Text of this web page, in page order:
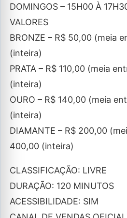
DOMINGOS – 15H00 À
VALORES
BRONZE – R$ 50,00 (meia
(inteira)
PRATA – R$ 110,00 (meia
(inteira)
OURO – R$ 140,00 (meia
(inteira)
DIAMANTE – R$ 200,00
400,00 (inteira)
CLASSIFICAÇÃO: LIVRE
DURAÇÃO: 120 MINUTOS
ACESSIBILIDADE: SIM